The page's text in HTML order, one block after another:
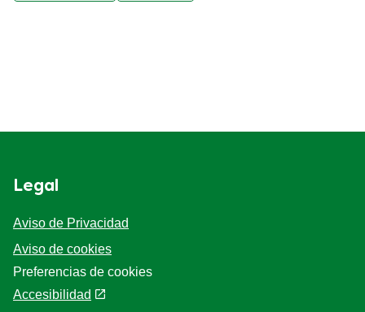
Legal
Aviso de Privacidad
Aviso de cookies
Preferencias de cookies
Accesibilidad